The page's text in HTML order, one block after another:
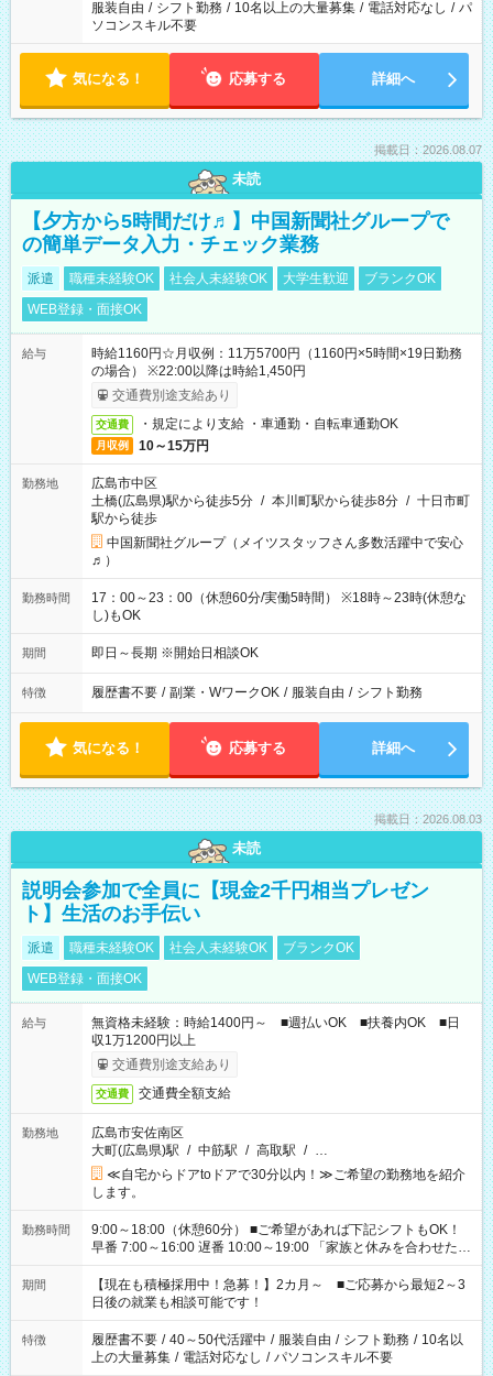
服装自由 / シフト勤務 / 10名以上の大量募集 / 電話対応なし / パ
ソコンスキル不要
気になる！ 応募する 詳細へ
掲載日：2026.08.07
未読
【夕方から5時間だけ♬】中国新聞社グループで
の簡単データ入力・チェック業務
派遣 職種未経験OK 社会人未経験OK 大学生歓迎
ブランクOK
WEB登録・面接OK
給与
時給1160円☆月収例：11万5700円（1160円×5時間×19日勤務
の場合） ※22:00以降は時給1,450円
交通費別途支給あり
交通費 ・規定により支給 ・車通勤・自転車通勤OK
月収例 10～15万円
勤務地
広島市中区
土橋(広島県)駅から徒歩5分 / 本川町駅から徒歩8分 / 十日市町
駅から徒歩
中国新聞社グループ（メイツスタッフさん多数活躍中で安心
♬）
勤務時間
17：00～23：00（休憩60分/実働5時間） ※18時～23時(休憩な
し)もOK
期間 即日～長期 ※開始日相談OK
特徴 履歴書不要 / 副業・WワークOK / 服装自由 / シフト勤務
気になる！ 応募する 詳細へ
掲載日：2026.08.03
未読
説明会参加で全員に【現金2千円相当プレゼン
ト】生活のお手伝い
派遣 職種未経験OK 社会人未経験OK
ブランクOK
WEB登録・面接OK
給与
無資格未経験：時給1400円～ ■週払いOK ■扶養内OK ■日
収1万1200円以上
交通費別途支給あり
交通費 交通費全額支給
勤務地
広島市安佐南区
大町(広島県)駅 / 中筋駅 / 高取駅 / …
≪自宅からドアtoドアで30分以内！≫ご希望の勤務地を紹介
します。
勤務時間
9:00～18:00（休憩60分） ■ご希望があれば下記シフトもOK！
早番 7:00～16:00 遅番 10:00～19:00 「家族と休みを合わせた
い」 「余裕を持って夕飯の準備がしたい」 「できれば残業はし
たくない」 など、ご希望を教えてくださいね。 ※Wワーク希望
の方へ 今ご覧のお仕事で希望する勤務時間と、もう1つのお仕事
の勤務時間。 合計で週40時間を超える場合は応募できません。
期間
【現在も積極採用中！急募！】2カ月～ ■ご応募から最短2～3
日後の就業も相談可能です！
特徴 履歴書不要 / 40～50代活躍中 / 服装自由 / シフト勤務 / 10名以
上の大量募集 / 電話対応なし / パソコンスキル不要